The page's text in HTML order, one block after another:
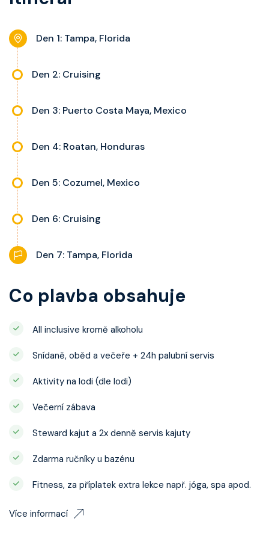
kajuty.
noční stolky, trezor a balkon s
výhledem, velikost kajuty a balkonu
Den 1: Tampa, Florida
Den 2: Cruising
Den 3: Puerto Costa Maya, Mexico
Den 4: Roatan, Honduras
Den 5: Cozumel, Mexico
Den 6: Cruising
Den 7: Tampa, Florida
Co plavba obsahuje
All inclusive kromě alkoholu
Snídaně, oběd a večeře + 24h palubní servis
Aktivity na lodi (dle lodi)
Večerní zábava
Steward kajut a 2x denně servis kajuty
Zdarma ručníky u bazénu
Fitness, za příplatek extra lekce např. jóga, spa apod.
Více informací